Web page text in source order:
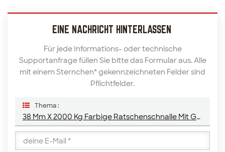
EINE NACHRICHT HINTERLASSEN
Für jede Informations- oder technische
Supportanfrage füllen Sie bitte das Formular aus. Alle
mit einem Sternchen* gekennzeichneten Felder sind
Pflichtfelder.
Thema :
38 Mm X 2000 Kg Farbige Ratschenschnalle Mit Griff Aus Zinkstahl